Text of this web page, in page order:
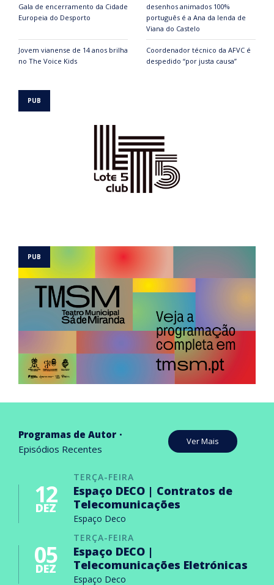
Gala de encerramento da Cidade
Europeia do Desporto
desenhos animados 100%
português é a Ana da lenda de
Viana do Castelo
Jovem vianense de 14 anos brilha
no The Voice Kids
Coordenador técnico da AFVC é
despedido “por justa causa”
Programas de Autor
Episódios Recentes
Ver Mais
TERÇA-FEIRA
12
DEZ
Espaço DECO | Contratos de
Telecomunicações
Espaço Deco
TERÇA-FEIRA
05
DEZ
Espaço DECO |
Telecomunicações Eletrónicas
Espaço Deco